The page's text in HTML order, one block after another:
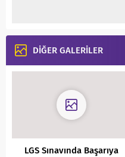
DİĞER GALERİLER
LGS Sınavında Başarıya